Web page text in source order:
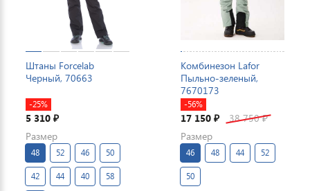
Штаны Forcelab
Черный, 70663
-25%
5 310 ₽
Размер
48 52 46 50
42 44 40 58
Комбинезон Lafor
Пыльно-зеленый,
7670173
-56%
17 150 ₽ 38 750₽
Размер
46 48 44 52
50